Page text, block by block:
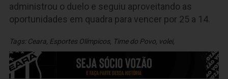
administrou o duelo e seguiu aproveitando as
oportunidades em quadra para vencer por 25 a 14.
Tags: Ceara Esportes Olímpicos, Time do Povo volei,